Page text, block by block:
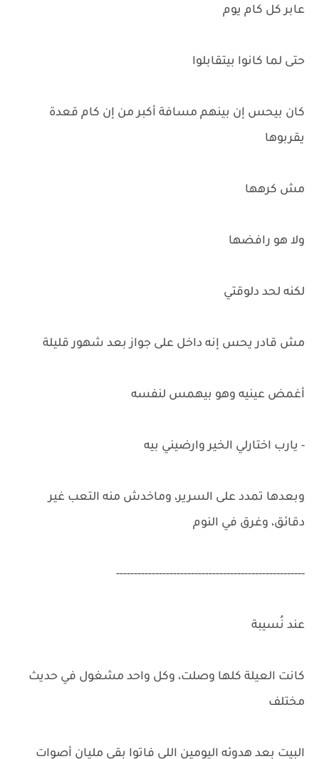
عابر كل كام يوم
حتى لما كانوا بيتقابلوا
كان بيحس إن بينهم مسافة أكبر من إن كام قعدة
يقربوها
مش كرهها
ولا هو رافضها
لكنه لحد دلوقتي
مش قادر يحس إنه داخل على جواز بعد شهور قليلة
أغمض عينيه وهو بيهمس لنفسه
- يارب اختارلي الخير وارضيني بيه
وبعدها تمدد على السرير، وماخدش منه التعب غير
دقائق، وغرق في النوم
-----------------------------------------------------
عند نُسيبة
كانت العيلة كلها وصلت، وكل واحد مشغول في حديث
مختلف
البيت بعد هدوئه اليومين اللي فاتوا بقى مليان أصوات